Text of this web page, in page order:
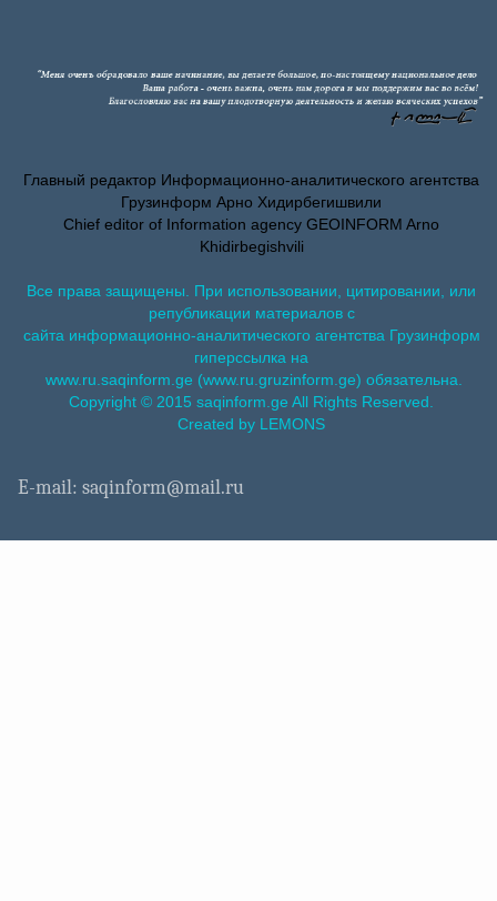
Главный редактор Информационно-аналитического агентства
Грузинформ Арно Хидирбегишвили
Chief editor of Information agency GEOINFORM Arno
Khidirbegishvili
Все права защищены. При использовании, цитировании, или
републикации материалов с
сайта информационно-аналитического агентства Грузинформ
гиперссылка на
www.ru.saqinform.ge (www.ru.gruzinform.ge) обязательна.
Copyright © 2015 saqinform.ge All Rights Reserved.
Created by LEMONS
E-mail: saqinform@mail.ru